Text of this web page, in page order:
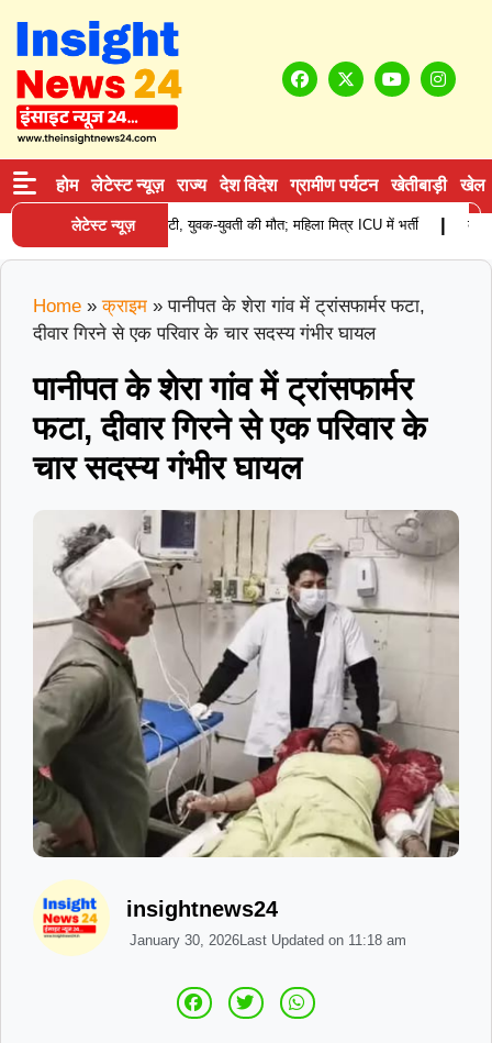
होम लेटेस्ट न्यूज़ राज्य देश विदेश ग्रामीण पर्यटन खेतीबाड़ी खेल
लेटेस्ट न्यूज़
खड़े कैंटर से टकराई स्कूटी, युवक-युवती की मौत; महिला मित्र ICU में भर्ती |
Home » क्राइम »पानीपत के शेरा गांव में ट्रांसफार्मर फटा,
दीवार गिरने से एक परिवार के चार सदस्य गंभीर घायल
पानीपत के शेरा गांव में ट्रांसफार्मर
फटा, दीवार गिरने से एक परिवार के
चार सदस्य गंभीर घायल
insightnews24
January 30, 2026Last Updated on 11:18 am